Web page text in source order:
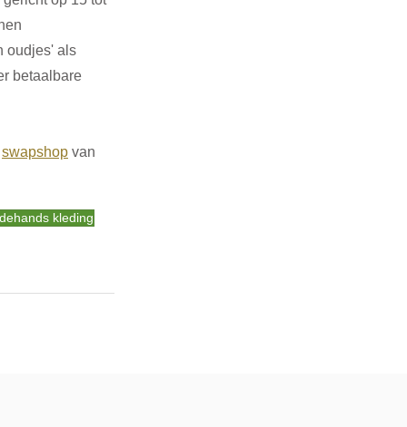
oudjes' als
betaalbare
swapshop van
kleding